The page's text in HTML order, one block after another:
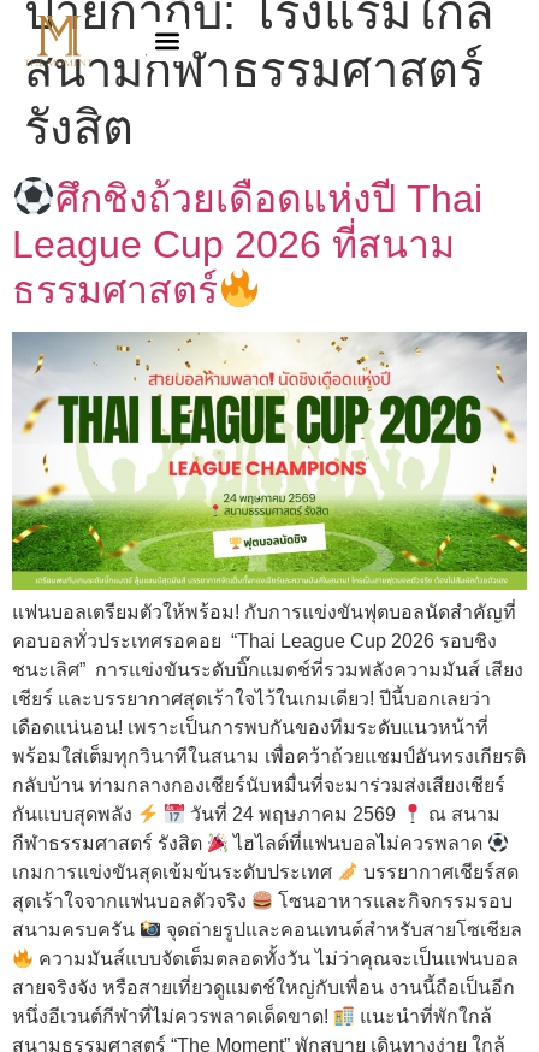
ป้ายกำกับ: โรงแรมใกล้
สนามกีฬาธรรมศาสตร์
รังสิต
ศึกชิงถ้วยเดือดแห่งปี Thai
League Cup 2026 ที่สนาม
ธรรมศาสตร์
แฟนบอลเตรียมตัวให้พร้อม! กับการแข่งขันฟุตบอลนัดสำคัญที่
คอบอลทั่วประเทศรอคอย “Thai League Cup 2026 รอบชิง
ชนะเลิศ” การแข่งขันระดับบิ๊กแมตช์ที่รวมพลังความมันส์ เสียง
เชียร์ และบรรยากาศสุดเร้าใจไว้ในเกมเดียว! ปีนี้บอกเลยว่า
เดือดแน่นอน! เพราะเป็นการพบกันของทีมระดับแนวหน้าที่
พร้อมใส่เต็มทุกวินาทีในสนาม เพื่อคว้าถ้วยแชมป์อันทรงเกียรติ
กลับบ้าน ท่ามกลางกองเชียร์นับหมื่นที่จะมาร่วมส่งเสียงเชียร์
กันแบบสุดพลัง
วันที่ 24 พฤษภาคม 2569
ณ สนาม
กีฬาธรรมศาสตร์ รังสิต
ไฮไลต์ที่แฟนบอลไม่ควรพลาด
เกมการแข่งขันสุดเข้มข้นระดับประเทศ
บรรยากาศเชียร์สด
สุดเร้าใจจากแฟนบอลตัวจริง
โซนอาหารและกิจกรรมรอบ
สนามครบครัน
จุดถ่ายรูปและคอนเทนต์สำหรับสายโซเชียล
ความมันส์แบบจัดเต็มตลอดทั้งวัน ไม่ว่าคุณจะเป็นแฟนบอล
สายจริงจัง หรือสายเที่ยวดูแมตช์ใหญ่กับเพื่อน งานนี้ถือเป็นอีก
หนึ่งอีเวนต์กีฬาที่ไม่ควรพลาดเด็ดขาด!
แนะนำที่พักใกล้
สนามธรรมศาสตร์ “The Moment” พักสบาย เดินทางง่าย ใกล้